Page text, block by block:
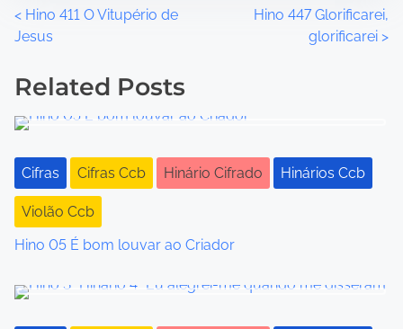
P
s
t
s
n
a
i
< Hino 411 O Vitupério de
Jesus
Hino 447 Glorificarei,
glorificarei >
Related Posts
Cifras Cifras Ccb Hinário Cifrado Hinários Ccb
Violão Ccb
Hino 05 É bom louvar ao Criador